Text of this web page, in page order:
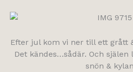
Efter jul kom vi ner till ett grått
Det kändes…sådär. Och
snön &